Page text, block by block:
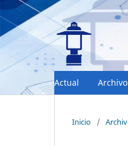
Actual
Inicio /